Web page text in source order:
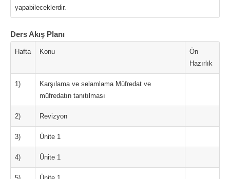
yapabileceklerdir.
Ders Akış Planı
Hafta Konu
Ön
Hazırlık
1)
Karşılama ve selamlama Müfredat ve
müfredatın tanıtılması
2) Revizyon
3) Ünite 1
4) Ünite 1